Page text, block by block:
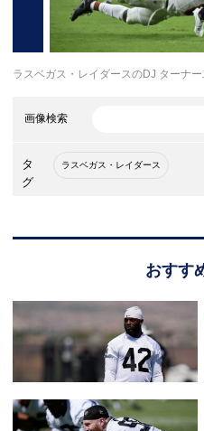
ラスベガス・レイダースのDJ ターナ
画像検索
タ
グ
ラスベガス・レイダース
おすす